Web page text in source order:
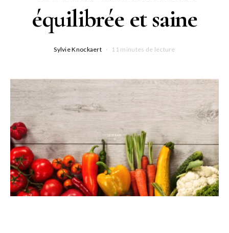
équilibrée et saine
Sylvie Knockaert 11 minutes de lecture